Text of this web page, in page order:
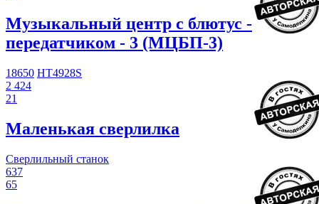
Музыкальный центр с блютус -
передатчиком - 3 (МЦБП-3)
18650 HT4928S
2 424
21
Маленькая сверлилка
Сверлильный станок
637
65